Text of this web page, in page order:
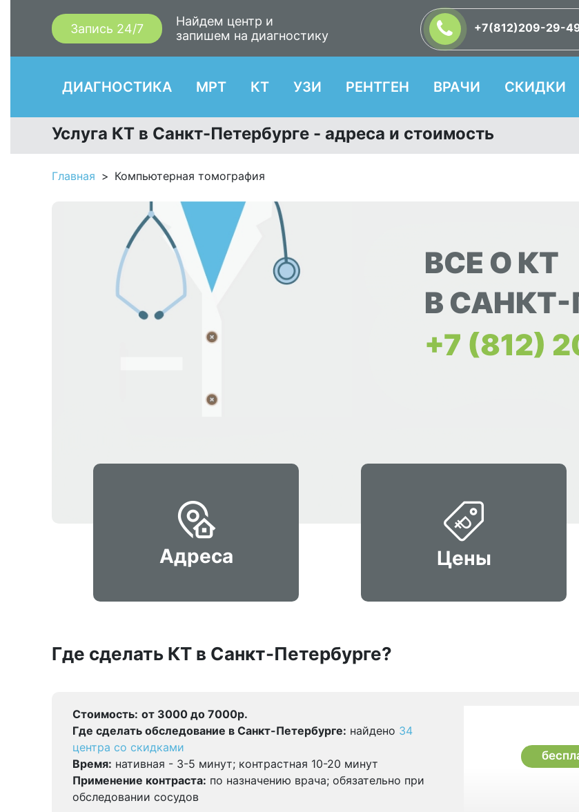
Запись 24/7
Найдем центр и
запишем на диагностику
+7(812)209-29-
ДИАГНОСТИКА МРТ КТ УЗИ РЕНТГЕН ВРАЧИ СКИДКИ
Услуга КТ в Санкт-Петербурге - адреса и стоимость
Главная Компьютерная томография
ВСЕ О КТ
В САНКТ-
+7 (812)
Адреса Цены
Где сделать КТ в Санкт-Петербурге?
Стоимость: от 3000 до 7000р.
Где сделать обследование в Санкт-Петербурге: найдено 34
центра со скидками
Время: нативная - 3-5 минут; контрастная 10-20 минут
Применение контраста: по назначению врача; обязательно при
обследовании сосудов